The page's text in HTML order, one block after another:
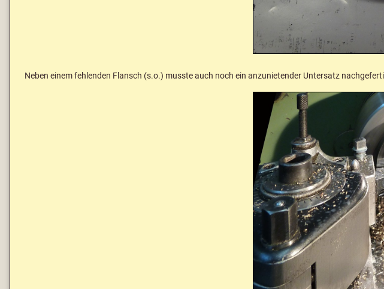
Neben einem fehlenden Flansch (s.o.) musste auch noch ein anzunietender Untersatz